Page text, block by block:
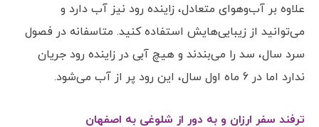
علاوه بر آب‌وهوای متعادل، زاینده رود نیز آب دارد و
می‌توانید از زیبایی‌هایش استفاده کنید. متاسفانه در فصول
سرد سال، سد را می‌بندند و هیچ آبی در زاینده رود جریان
ندارد اما در 6 ماه اول سال، این رود پر از آب می‌شود.
ترفند سفر ارزان و به دور از شلوغی به اصفهان